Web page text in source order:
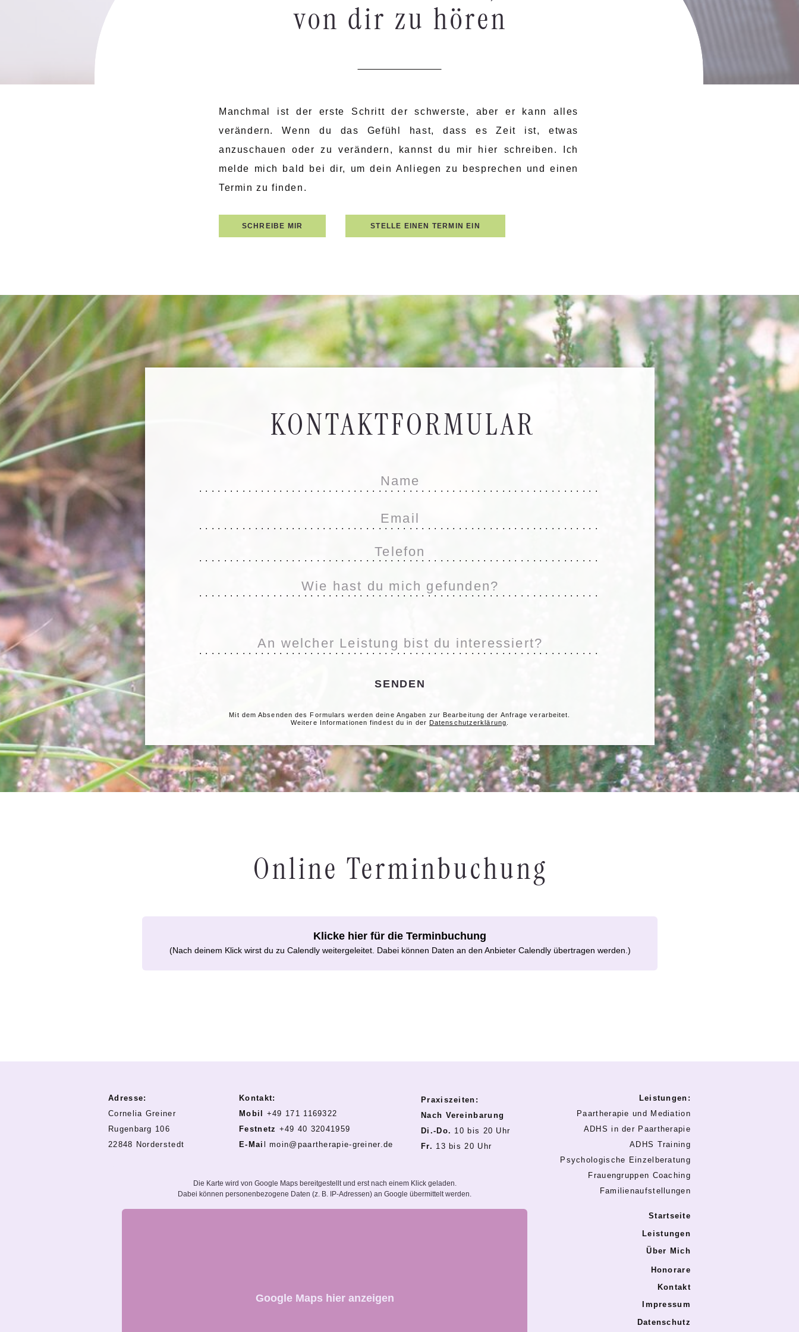
von dir zu hören
Manchmal ist der erste Schritt der schwerste, aber er kann alles
verändern. Wenn du das Gefühl hast, dass es Zeit ist, etwas
anzuschauen oder zu verändern, kannst du mir hier schreiben. Ich
melde mich bald bei dir, um dein Anliegen zu besprechen und einen
Termin zu finden.
SCHREIBE MIR STELLE EINEN TERMIN EIN
KONTAKTFORMULAR
.................................................................
.................................................................
.................................................................
.................................................................
.................................................................
SENDEN
Mit dem Absenden des Formulars werden deine Angaben zur Bearbeitung der Anfrage verarbeitet.
Weitere Informationen findest du in der Datenschutzerklärung
Online Terminbuchung
Klicke hier für die Terminbuchung
(Nach deinem Klick wirst du zu Calendly weitergeleitet. Dabei können Daten an den Anbieter Calendly übertragen werden.)
Adresse:
Cornelia Greiner
Rugenbarg 106
22848 Norderstedt
Kontakt:
Mobil
+49 171 1169322
Festnetz +49 40 32041959
E-Mai
l moin@paartherapie-greiner.de
Praxiszeiten:
Nach Vereinbarung
Di.-Do. 10 bis 20 Uhr
Fr. 13 bis 20 Uhr
Leistungen:
Paartherapie und Mediation
ADHS in der Paartherapie
ADHS Training
Psychologische Einzelberatung
Frauengruppen Coaching
Familienaufstellungen
Startseite
Leistungen
Über Mich
Honorare
Kontakt
Impressum
Datenschutz
Die Karte wird von Google Maps bereitgestellt und erst nach einem Klick geladen.
Dabei können personenbezogene Daten (z. B. IP-Adressen) an Google übermittelt werden.
Google Maps hier anzeigen